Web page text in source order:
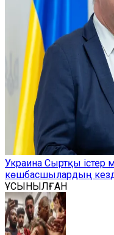
Украина Сыртқы істер
көшбасшылардың
ҰСЫНЫЛҒАН